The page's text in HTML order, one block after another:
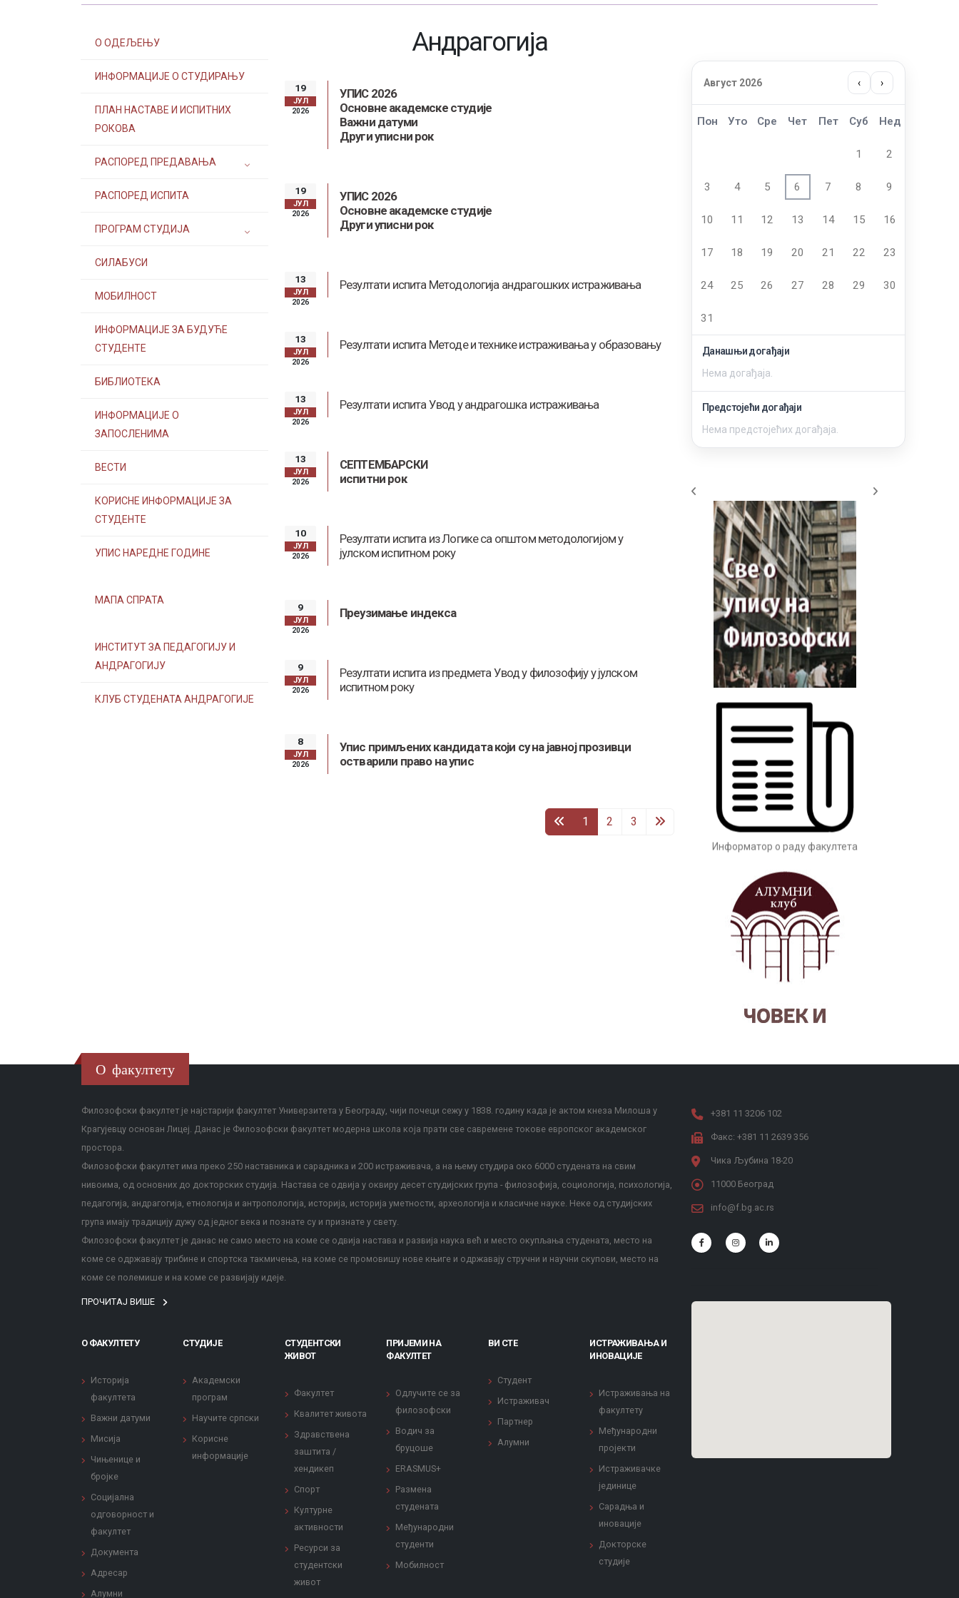
О ОДЕЉЕЊУ
ИНФОРМАЦИЈЕ О СТУДИРАЊУ
ПЛАН НАСТАВЕ И ИСПИТНИХ
РОКОВА
РАСПОРЕД ПРЕДАВАЊА
РАСПОРЕД ИСПИТА
ПРОГРАМ СТУДИЈА
СИЛАБУСИ
МОБИЛНОСТ
ИНФОРМАЦИЈЕ ЗА БУДУЋЕ
СТУДЕНТЕ
БИБЛИОТЕКА
ИНФОРМАЦИЈЕ О
ЗАПОСЛЕНИМА
ВЕСТИ
КОРИСНЕ ИНФОРМАЦИЈЕ ЗА
СТУДЕНТЕ
УПИС НАРЕДНЕ ГОДИНЕ
МАПА СПРАТА
ИНСТИТУТ ЗА ПЕДАГОГИЈУ И
АНДРАГОГИЈУ
КЛУБ СТУДЕНАТА АНДРАГОГИЈЕ
Андрагогија
19
ЈУЛ
2026
УПИС 2026
Основне академске студије
Важни датуми
Други уписни рок
19
ЈУЛ
2026
УПИС 2026
Основне академске студије
Други уписни рок
13
ЈУЛ
2026
Резултати испита Методологија андрагошких истраживања
13
ЈУЛ
2026
Резултати испита Методе и технике истраживања у образовању
13
ЈУЛ
2026
Резултати испита Увод у андрагошка истраживања
13
ЈУЛ
2026
СЕПТЕМБАРСКИ
испитни рок
10
ЈУЛ
2026
Резултати испита из Логике са општом методологијом у
јулском испитном року
9
ЈУЛ
2026
Преузимање индекса
9
ЈУЛ
2026
Резултати испита из предмета Увод у филозофију у јулском
испитном року
8
ЈУЛ
2026
Упис примљених кандидата који су на јавној прозивци
остварили право на упис
1 2 3
Август 2026 ‹ ›
Пон Уто Сре Чет Пет Суб Нед
1 2
3 4 5 6 7 8 9
10 11 12 13 14 15 16
17 18 19 20 21 22 23
24 25 26 27 28 29 30
31
Данашњи догађаји
Нема догађаја.
Предстојећи догађаји
Нема предстојећих догађаја.
Информатор о раду факултета
Заштита од сексуалног узнемиравања
и уцењивања
О факултету
Филозофски факултет је најстарији факултет Универзитета у Београду, чији почеци сежу у 1838. годину када је актом кнеза Милоша у
Крагујевцу основан Лицеј. Данас је Филозофски факултет модерна школа која прати све савремене токове европског академског
простора.
Филозофски факултет има преко 250 наставника и сарадника и 200 истраживача, а на њему студира око 6000 студената на свим
нивоима, од основних до докторских студија. Настава се одвија у оквиру десет студијских група - филозофија, социологија, психологија,
педагогија, андрагогија, етнологија и антропологија, историја, историја уметности, археологија и класичне науке. Неке од студијских
група имају традицију дужу од једног века и познате су и признате у свету.
Филозофски факултет је данас не само место на коме се одвија настава и развија наука већ и место окупљања студената, место на
коме се одржавају трибине и спортска такмичења, на коме се промовишу нове књиге и одржавају стручни и научни скупови, место на
коме се полемише и на коме се развијају идеје.
ПРОЧИТАЈ ВИШЕ
О ФАКУЛТЕТУ
Историја
факултета
Важни датуми
Мисија
Чињенице и
бројке
Социјална
одговорност и
факултет
Документа
Адресар
Алумни
СТУДИЈЕ
Академски
програм
Научите српски
Корисне
информације
СТУДЕНТСКИ
ЖИВОТ
Факултет
Квалитет живота
Здравствена
заштита /
хендикеп
Спорт
Културне
активности
Ресурси за
студентски
живот
ПРИЈЕМИ НА
ФАКУЛТЕТ
Одлучите се за
филозофски
Водич за
бруцоше
ERASMUS+
Размена
студената
Међународни
студенти
Мобилност
ВИ СТЕ
Студент
Истраживач
Партнер
Алумни
ИСТРАЖИВАЊА И
ИНОВАЦИЈЕ
Истраживања на
факултету
Међународни
пројекти
Истраживачке
јединице
Сарадња и
иновације
Докторске
студије
+381 11 3206 102
Факс: +381 11 2639 356
Чика Љубина 18-20
11000 Београд
info@f.bg.ac.rs